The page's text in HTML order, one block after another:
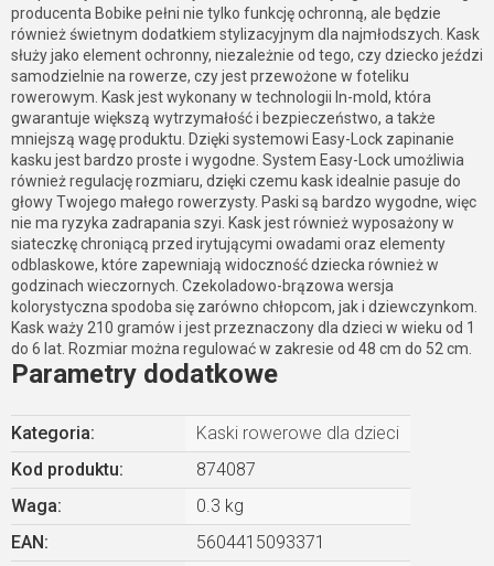
producenta Bobike pełni nie tylko funkcję ochronną, ale będzie
również świetnym dodatkiem stylizacyjnym dla najmłodszych. Kask
służy jako element ochronny, niezależnie od tego, czy dziecko jeździ
samodzielnie na rowerze, czy jest przewożone w foteliku
rowerowym. Kask jest wykonany w technologii In-mold, która
gwarantuje większą wytrzymałość i bezpieczeństwo, a także
mniejszą wagę produktu. Dzięki systemowi Easy-Lock zapinanie
kasku jest bardzo proste i wygodne. System Easy-Lock umożliwia
również regulację rozmiaru, dzięki czemu kask idealnie pasuje do
głowy Twojego małego rowerzysty. Paski są bardzo wygodne, więc
nie ma ryzyka zadrapania szyi. Kask jest również wyposażony w
siateczkę chroniącą przed irytującymi owadami oraz elementy
odblaskowe, które zapewniają widoczność dziecka również w
godzinach wieczornych. Czekoladowo-brązowa wersja
kolorystyczna spodoba się zarówno chłopcom, jak i dziewczynkom.
Kask waży 210 gramów i jest przeznaczony dla dzieci w wieku od 1
do 6 lat. Rozmiar można regulować w zakresie od 48 cm do 52 cm.
Parametry dodatkowe
Kategoria:
Kaski rowerowe dla dzieci
Kod produktu:
874087
Waga:
0.3 kg
EAN:
5604415093371